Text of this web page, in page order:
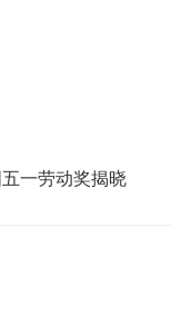
一劳动奖揭晓